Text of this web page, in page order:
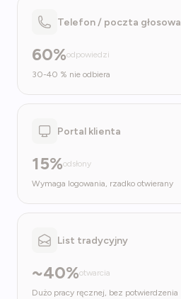
Telefon / poczta głosowa
60%odpowiedzi
30-40 % nie odbiera
Portal klienta
15%odsłony
Wymaga logowania, rzadko otwierany
List tradycyjny
~40%otwarcia
Dużo pracy ręcznej, bez potwierdzenia